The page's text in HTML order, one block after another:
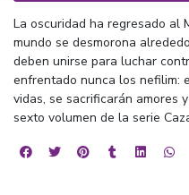
La oscuridad ha regresado al
mundo se desmorona
deben unirse para luchar
enfrentado nunca los nefilim:
vidas, se sacrificarán amores
sexto volumen de la serie